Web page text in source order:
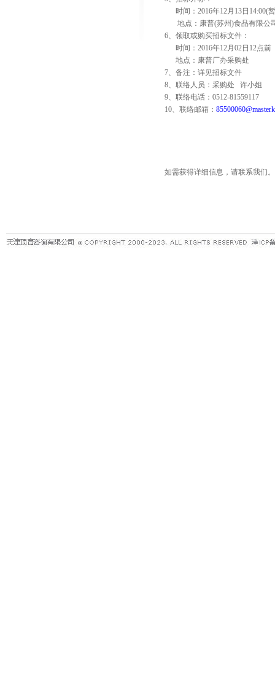
时间： 2016年12月 13日 14:00(
地点：康普(苏州 )食品有限公
6、领取或购买招标文件：
时间： 2016年12月 02日 12点前
地点：康普厂办采购处
7、备注：详见招标文件
8、联络人员：采购处
许小姐
9、联络电话： 0512-81559117
10、联络邮箱：
如需获得详细信息，请联系我们。